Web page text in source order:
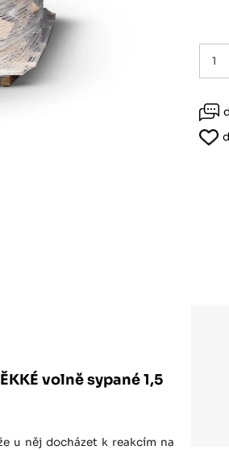
volně sypané 1,5
u něj docházet k reakcím na
XI – Liberec, 460 01